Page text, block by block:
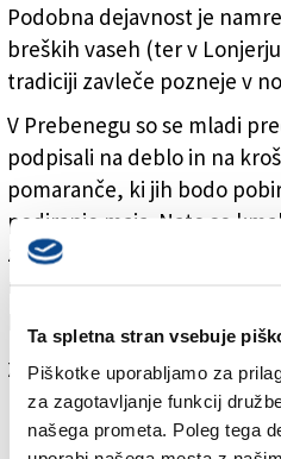
Ta spletna stran vsebuje
Piškotke uporabljamo za
za zagotavljanje funkcij
našega prometa. Poleg tega
Podobna dejavnost je
breških vaseh (ter v
tradiciji zavleče pozneje v
V Prebenegu so se mladi
podpisali na deblo in na
pomaranče, ki jih bodo
podiranje maja. Nato so
zahodu, z vrvmi poskrbeli
maj vzravna in – z rdečo
Za branje in pisanje